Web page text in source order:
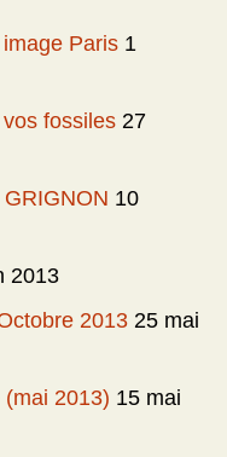
Paris 1
fossiles 27
10
2013
2013 25 mai
(mai 2013) 15 mai